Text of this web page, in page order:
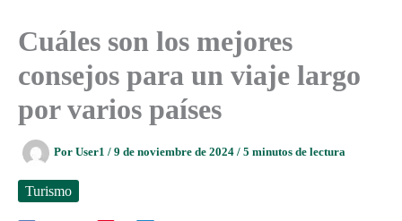
Cuáles son los mejores
consejos para un viaje largo
por varios países
Por User1 / 9 de noviembre de 2024 / 5 minutos de lectura
Turismo